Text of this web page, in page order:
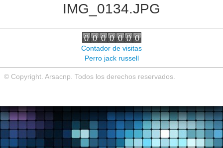
IMG_0134.JPG
Contador de visitas
Perro jack russell
© Copyright. Arsacnp. Todos los derechos reservados.